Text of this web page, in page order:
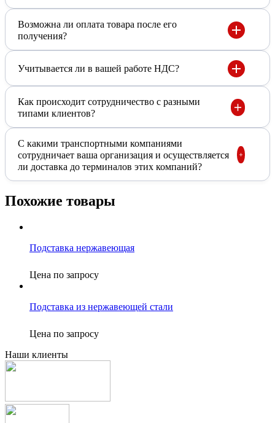
Возможна ли оплата товара после его
получения?
Учитывается ли в вашей работе НДС?
Как происходит сотрудничество с разными
типами клиентов?
С какими транспортными компаниями
сотрудничает ваша организация и осуществляется
ли доставка до терминалов этих компаний?
Похожие товары
Подставка нержавеющая
Цена по запросу
Подставка из нержавеющей стали
Цена по запросу
Наши клиенты